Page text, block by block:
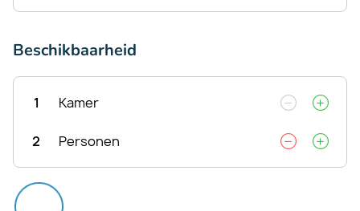
Beschikbaarheid
1 Kamer
2 Personen